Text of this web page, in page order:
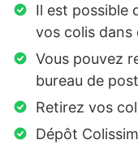
Il est possible
vos colis
Vous pouvez
bureau de
Retirez vos
Dépôt